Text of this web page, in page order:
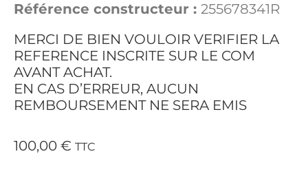
Référence constructeur : 255678341R
MERCI DE BIEN VOULOIR VERIFIER LA
REFERENCE INSCRITE SUR LE COM
AVANT ACHAT.
EN CAS D’ERREUR, AUCUN
REMBOURSEMENT NE SERA EMIS
100,00 € TTC